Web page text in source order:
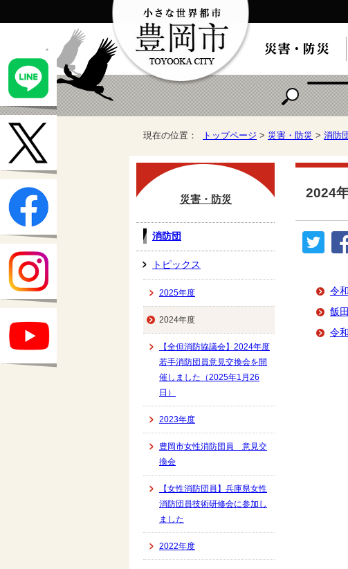
現在の位置： トップページ > 災害・防災 > 消防
2024
令
飯
令
災害・防災
消防団
トピックス
2025年度
2024年度
【全但消防協議会】2024年度
若手消防団員意見交換会を開
催しました（2025年1月26
日）
2023年度
豊岡市女性消防団員 意見交
換会
【女性消防団員】兵庫県女性
消防団員技術研修会に参加し
ました
2022年度